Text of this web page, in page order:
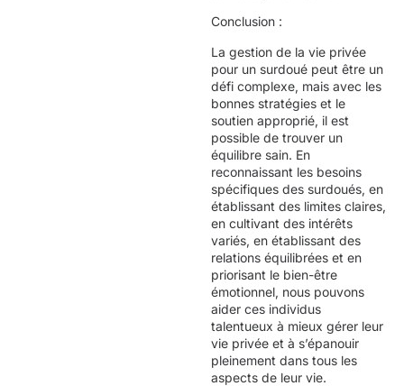
Conclusion :
La gestion de la vie privée
pour un surdoué peut être un
défi complexe, mais avec les
bonnes stratégies et le
soutien approprié, il est
possible de trouver un
équilibre sain. En
reconnaissant les besoins
spécifiques des surdoués, en
établissant des limites claires,
en cultivant des intérêts
variés, en établissant des
relations équilibrées et en
priorisant le bien-être
émotionnel, nous pouvons
aider ces individus
talentueux à mieux gérer leur
vie privée et à s’épanouir
pleinement dans tous les
aspects de leur vie.